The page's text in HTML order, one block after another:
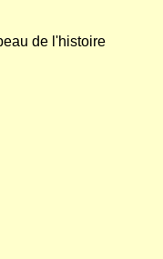
de l'histoire